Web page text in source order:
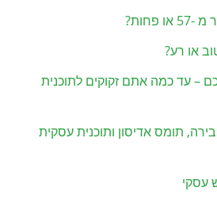
פחות?
או רע?
– עד כמה אתם זקוקים לתוכנית
תומס אדיסון ותוכנית עסקית
עסקי